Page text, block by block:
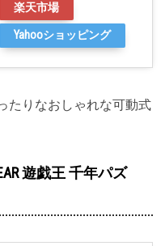
楽天市場
Yahooショッピング
たりなおしゃれな可動式
遊戯王 千年パズ